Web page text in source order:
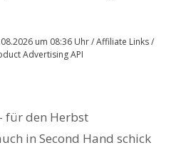
um 08:36 Uhr / Affiliate Links /
Advertising API
für den Herbst
in Second Hand schick